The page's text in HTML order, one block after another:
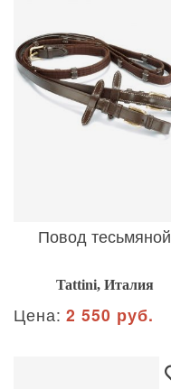
Повод тесьмяной
Tattini, Италия
Цена: 2 550 руб.